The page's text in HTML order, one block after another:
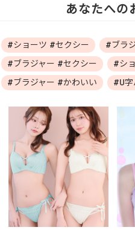
あなたへの
#ショーツ #セクシー
#ブラ
#ブラジャー #セクシー
#シ
#ブラジャー #かわいい
#U